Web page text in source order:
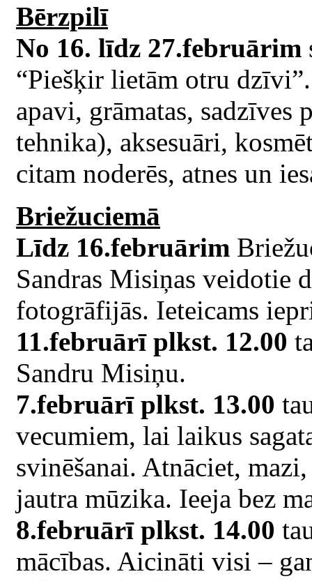
Bērzpilī
No 16. līdz 27.februārim
“Piešķir lietām otru
apavi, grāmatas, sadzīves
tehnika), aksesuāri,
citam noderēs, atnes un
Briežuciemā
Līdz 16.februārim
Sandras Misiņas veidotie
fotogrāfijās. Ieteicams
11.februārī plkst. 12.00
Sandru Misiņu.
7.februārī plkst. 13.00
vecumiem, lai laikus
svinēšanai. Atnāciet,
jautra mūzika. Ieeja bez
8.februārī plkst. 14.00
mācības. Aicināti visi –